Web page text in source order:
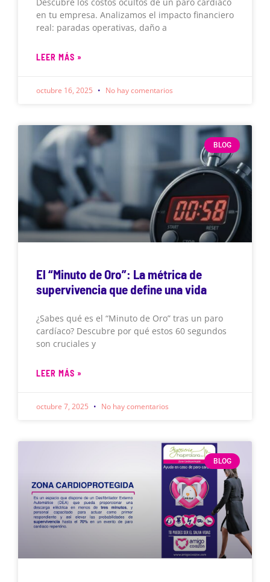
en tu empresa. Analizamos el impacto financiero
real: paradas operativas, daño a
LEER MÁS »
octubre 16, 2025 No hay comentarios
BLOG
El “Minuto de Oro”: La métrica de
supervivencia que define una vida
¿Sabes qué es el “Minuto de Oro” tras un paro
cardíaco? Descubre por qué estos 60 segundos
son cruciales y
LEER MÁS »
octubre 7, 2025 No hay comentarios
BLOG